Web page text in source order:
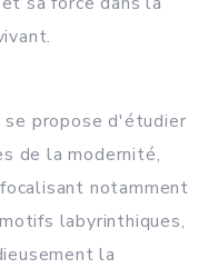
propose d'étudier
de la modernité,
notamment
labyrinthiques,
la